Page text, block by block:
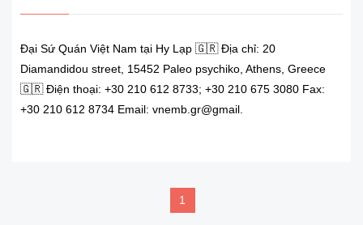
Đại Sứ Quán Việt Nam tại Hy Lạp 🇬🇷 Địa chỉ: 20
Diamandidou street, 15452 Paleo psychiko, Athens, Greece
🇬🇷 Điện thoại: +30 210 612 8733; +30 210 675 3080 Fax:
+30 210 612 8734 Email: vnemb.gr@gmail.
1